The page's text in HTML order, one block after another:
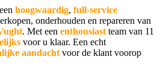
hoogwaardig, full-service
onderhouden en repareren van
. Met een enthousiast team van 11
voor u klaar. Een echt
aandacht voor de klant voorop